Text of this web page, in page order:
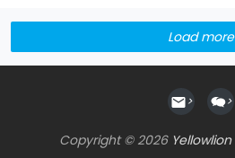
Load more
> >
Copyright © 2026 Yellowlion